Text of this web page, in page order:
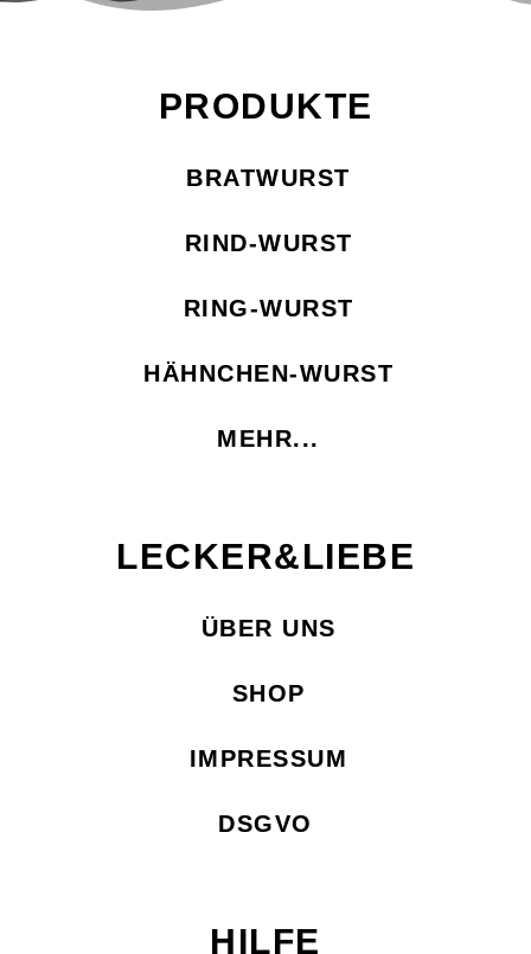
PRODUKTE
BRATWURST
RIND-WURST
RING-WURST
HÄHNCHEN-WURST
MEHR...
LECKER&LIEBE
ÜBER UNS
SHOP
IMPRESSUM
DSGVO
HILFE